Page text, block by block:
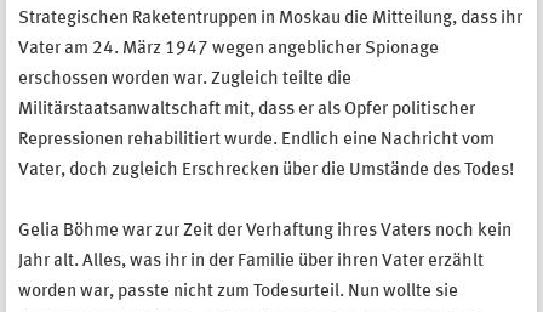
Strategischen Raketentruppen in Moskau die Mitteilung, dass ihr
Vater am 24. März 1947 wegen angeblicher Spionage
erschossen worden war. Zugleich teilte die
Militärstaatsanwaltschaft mit, dass er als Opfer politischer
Repressionen rehabilitiert wurde. Endlich eine Nachricht vom
Vater, doch zugleich Erschrecken über die Umstände des Todes!
Gelia Böhme war zur Zeit der Verhaftung ihres Vaters noch kein
Jahr alt. Alles, was ihr in der Familie über ihren Vater erzählt
worden war, passte nicht zum Todesurteil. Nun wollte sie